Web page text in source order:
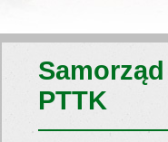
PTTK